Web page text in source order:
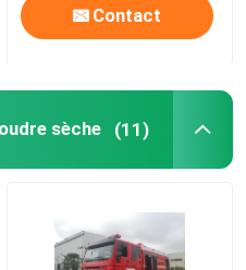
Contact
sèche (11)